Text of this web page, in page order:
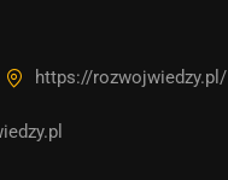
https://rozwojwiedzy.pl/